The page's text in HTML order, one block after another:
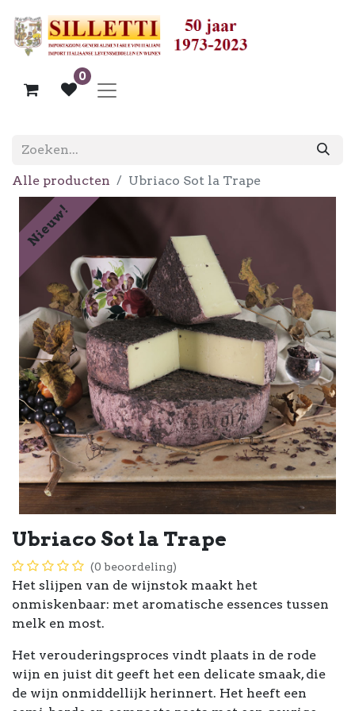
0
Alle producten Ubriaco Sot la Trape
Nieuw!
Ubriaco Sot la Trape
(0 beoordeling)
Het slijpen van de wijnstok maakt het
onmiskenbaar: met aromatische essences tussen
melk en most.
Het verouderingsproces vindt plaats in de rode
wijn en juist dit geeft het een delicate smaak, die
de wijn onmiddellijk herinnert. Het heeft een